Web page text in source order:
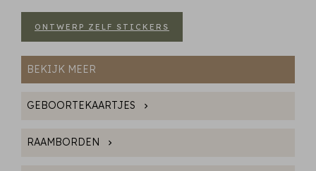
ONTWERP ZELF STICKERS
BEKIJK MEER
GEBOORTEKAARTJES
RAAMBORDEN